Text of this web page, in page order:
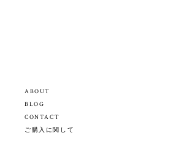
ABOUT
BLOG
CONTACT
ご購入に関して